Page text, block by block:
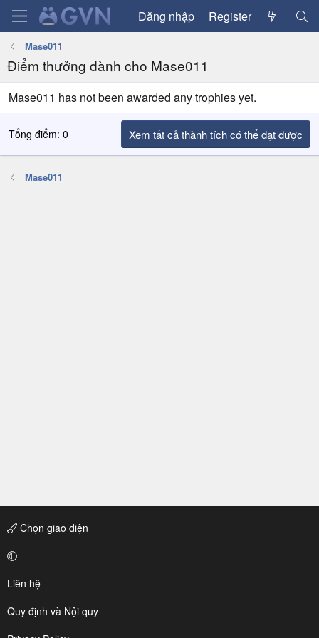
Đăng nhập Register
Mase011
Điểm thưởng dành cho Mase011
Mase011 has not been awarded any trophies yet.
Tổng điểm: 0 Xem tất cả thành tích có thể đạt được
Mase011
Chọn giao diện
Liên hệ
Quy định và Nội quy